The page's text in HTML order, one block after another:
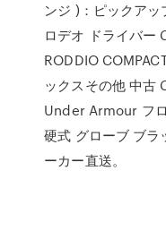
ンジ )：ピックア
ロデオ ドライバー
RODDIO
ックスその他 中古
Under Armour フ
硬式 グローブ ブラ
ーカー直送。